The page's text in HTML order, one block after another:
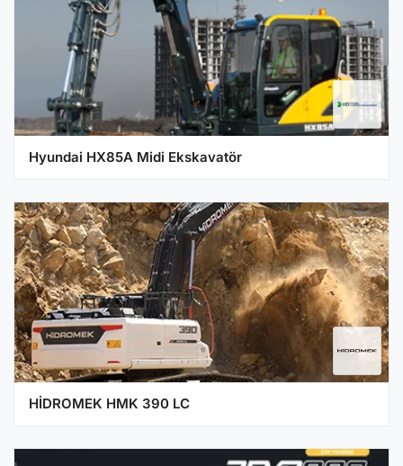
Hyundai HX85A Midi Ekskavatör
HİDROMEK HMK 390 LC